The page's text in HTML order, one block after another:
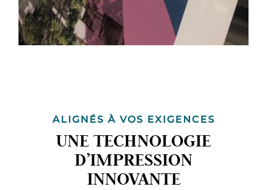
ALIGNÉS À VOS EXIGENCES
UNE TECHNOLOGIE
D’IMPRESSION
INNOVANTE